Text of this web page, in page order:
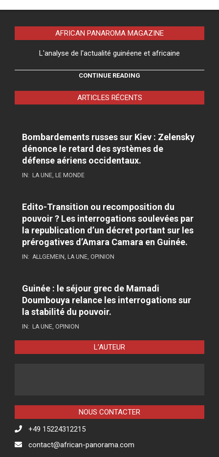
AFRICAN PANAROMA MAGAZINE
L'analyse de l'actualité guinéene et africaine
CONTINUE READING
ARTICLES RÉCENTS
Bombardements russes sur Kiev : Zelensky
dénonce le retard des systèmes de
défense aériens occidentaux.
IN: LA UNE, LE MONDE
Edito-Transition ou recomposition du
pouvoir ? Les interrogations soulevées par
la republication d’un décret portant sur les
prérogatives d’Amara Camara en Guinée.
IN: ALLGEMEIN, LA UNE, OPINION
Guinée : le séjour grec de Mamadi
Doumbouya relance les interrogations sur
la stabilité du pouvoir.
IN: LA UNE, OPINION
L’AUTEUR
NOUS CONTACTER
+49 15224312215
contact@african-panorama.com